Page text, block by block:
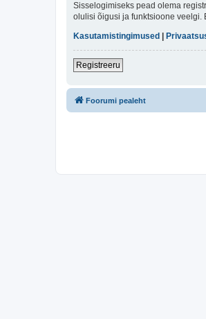
Sisselogimiseks pead olema
olulisi õigusi ja funktsioone veelgi.
Kasutamistingimused
Registreeru
Foorumi pealeht